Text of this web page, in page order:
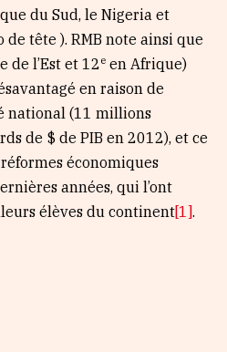
du Sud, le Nigeria et
de tête ). RMB note ainsi que
de l’Est et 12e en Afrique)
en raison de
national (11 millions
de $ de PIB en 2012), et ce
économiques
années, qui l’ont
élèves du continent[1].